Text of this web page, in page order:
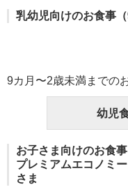
乳幼児向けのお食事
9カ月〜2歳未満までの
幼児
お子さま向けのお食事
プレミアムエコノミ
さま